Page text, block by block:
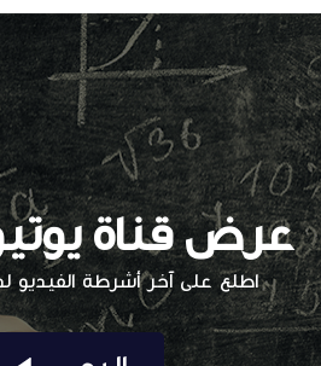
منتدى الاسرة الخليجية
ورشة بالتعاون مع
أغسطس
عرض قناة
اطلع على آخر أشرطة الفيديو